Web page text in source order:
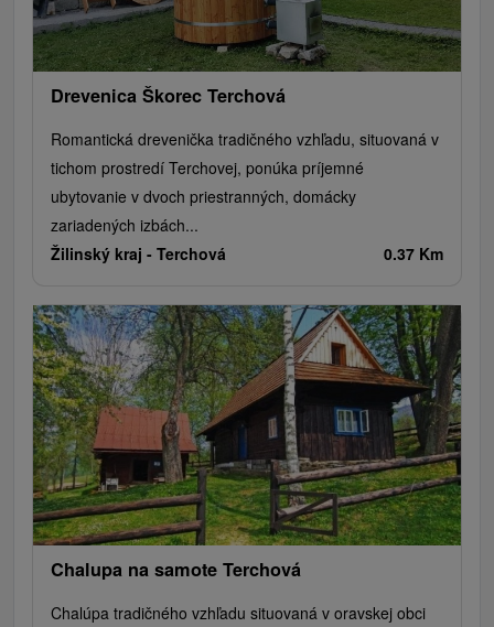
Drevenica Škorec Terchová
Romantická drevenička tradičného vzhľadu, situovaná v
tichom prostredí Terchovej, ponúka príjemné
ubytovanie v dvoch priestranných, domácky
zariadených izbách...
Žilinský kraj - Terchová 0.37 Km
Chalupa na samote Terchová
Chalúpa tradičného vzhľadu situovaná v oravskej obci